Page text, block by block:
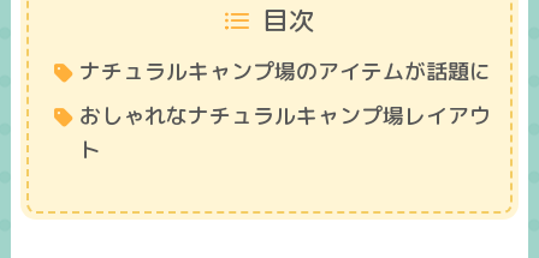
目次
ナチュラルキャンプ場のアイテムが話題に
おしゃれなナチュラルキャンプ場レイアウ
ト